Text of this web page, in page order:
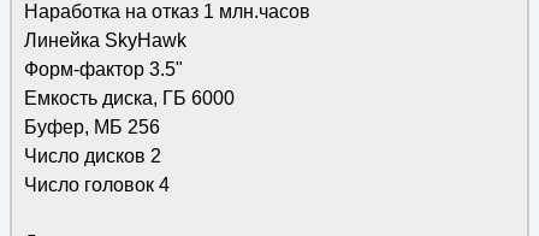
Наработка на отказ 1 млн.часов
Линейка SkyHawk
Форм-фактор 3.5"
Емкость диска, ГБ 6000
Буфер, МБ 256
Число дисков 2
Число головок 4